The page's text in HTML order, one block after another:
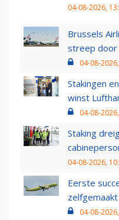
04-08-2026,
Brussels
streep
04-08-
Stakingen
winst
04-08-
Staking
04-08-2026,
Eerste
04-08-